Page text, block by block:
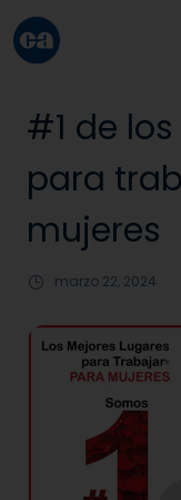
#1 de
para
mujeres
marzo 22, 2024